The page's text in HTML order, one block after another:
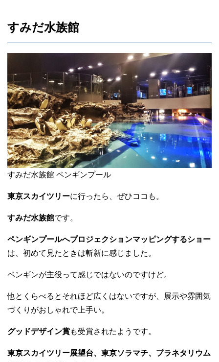
すみだ水族館
すみだ水族館 ペンギンプール
東京スカイツリーに行ったら、ぜひココも。
すみだ水族館です。
ペンギンプールへプロジェクションマッピングするショー
は、初めて見たときは斬新に感じました。
ペンギンが主役って感じではないのですけど。
他とくらべるとそれほど広くはないですが、展示や雰囲気
づくりがおしゃれで上手い。
グッドデザイン賞も受賞されたようです。
東京スカイツリー展望台、東京ソラマチ、プラネタリウム